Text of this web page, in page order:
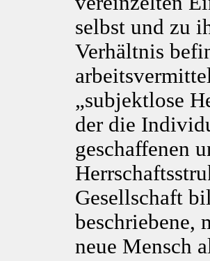
selbst und zu
Verhältnis
„subjektlose
der die
geschaffenen
Gesellschaft
beschriebene,
neue Mensch